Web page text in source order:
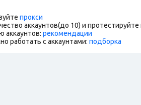
прокси
аккаунтов(до 10) и протестируйте
аккаунтов: рекомендации
работать с аккаунтами: подборка